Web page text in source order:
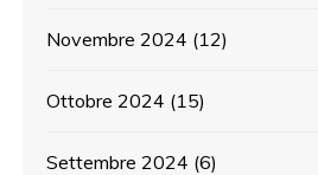
Novembre 2024 (12)
Ottobre 2024 (15)
Settembre 2024 (6)